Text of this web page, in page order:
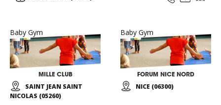
Baby Gym
MILLE CLUB
SAINT JEAN SAINT
NICOLAS (05260)
Baby Gym
FORUM NICE NORD
NICE (06300)